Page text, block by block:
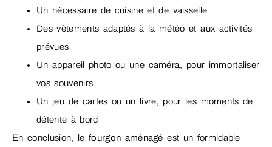
Un nécessaire de cuisine et de vaisselle
Des vêtements adaptés à la météo et aux activités
prévues
Un appareil photo ou une caméra, pour immortaliser
vos souvenirs
Un jeu de cartes ou un livre, pour les moments de
détente à bord
En conclusion, le fourgon aménagé est un formidable